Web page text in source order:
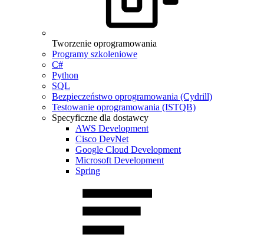
Tworzenie oprogramowania
Programy szkoleniowe
C#
Python
SQL
Bezpieczeństwo oprogramowania (Cydrill)
Testowanie oprogramowania (ISTQB)
Specyficzne dla dostawcy
AWS Development
Cisco DevNet
Google Cloud Development
Microsoft Development
Spring